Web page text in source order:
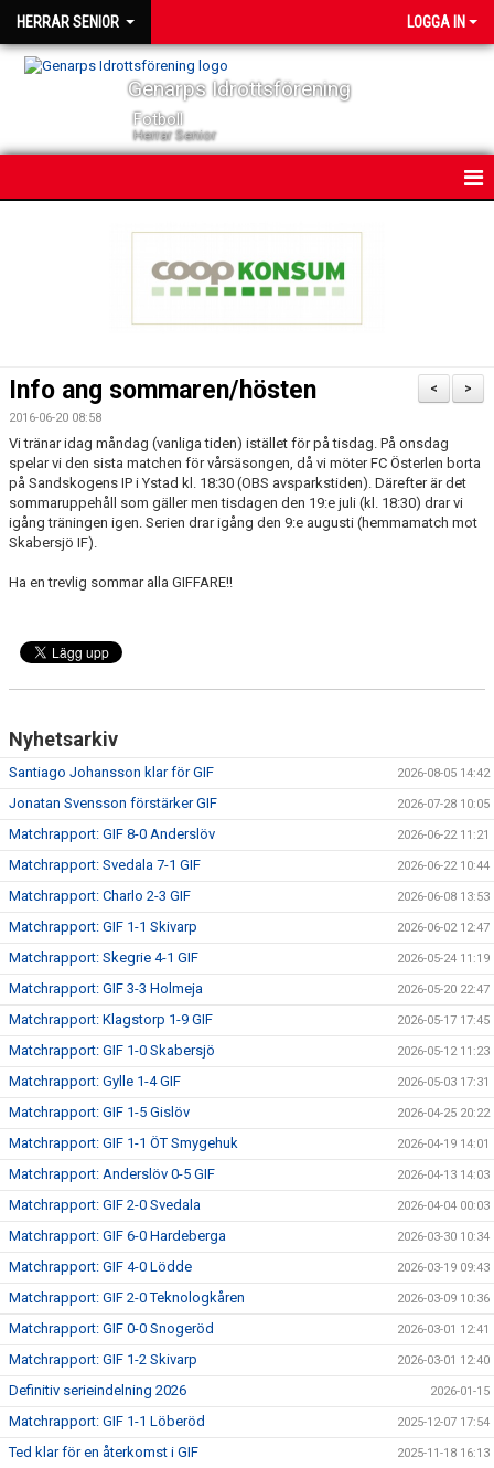
HERRAR SENIOR LOGGA IN
Genarps Idrottsförening
Fotboll
Herrar Senior
TRUPPEN
SERIER
MATCHER
EKEVALLEN IP
BILDER
ÅRSKORT A-LAG 2026
>
<
Info ang sommaren/hösten
2016-06-20 08:58
Vi tränar idag måndag (vanliga tiden) istället för på tisdag. På onsdag
spelar vi den sista matchen för vårsäsongen, då vi möter FC Österlen borta
på Sandskogens IP i Ystad kl. 18:30 (OBS avsparkstiden). Därefter är det
sommaruppehåll som gäller men tisdagen den 19:e juli (kl. 18:30) drar vi
igång träningen igen. Serien drar igång den 9:e augusti (hemmamatch mot
Skabersjö IF).
Ha en trevlig sommar alla GIFFARE!!
Nyhetsarkiv
Santiago Johansson klar för GIF 2026-08-05 14:42
Jonatan Svensson förstärker GIF 2026-07-28 10:05
Matchrapport: GIF 8-0 Anderslöv 2026-06-22 11:21
Matchrapport: Svedala 7-1 GIF 2026-06-22 10:44
Matchrapport: Charlo 2-3 GIF 2026-06-08 13:53
Matchrapport: GIF 1-1 Skivarp 2026-06-02 12:47
Matchrapport: Skegrie 4-1 GIF 2026-05-24 11:19
Matchrapport: GIF 3-3 Holmeja 2026-05-20 22:47
Matchrapport: Klagstorp 1-9 GIF 2026-05-17 17:45
Matchrapport: GIF 1-0 Skabersjö 2026-05-12 11:23
Matchrapport: Gylle 1-4 GIF 2026-05-03 17:31
Matchrapport: GIF 1-5 Gislöv 2026-04-25 20:22
Matchrapport: GIF 1-1 ÖT Smygehuk 2026-04-19 14:01
Matchrapport: Anderslöv 0-5 GIF 2026-04-13 14:03
Matchrapport: GIF 2-0 Svedala 2026-04-04 00:03
Matchrapport: GIF 6-0 Hardeberga 2026-03-30 10:34
Matchrapport: GIF 4-0 Lödde 2026-03-19 09:43
Matchrapport: GIF 2-0 Teknologkåren 2026-03-09 10:36
Matchrapport: GIF 0-0 Snogeröd 2026-03-01 12:41
Matchrapport: GIF 1-2 Skivarp 2026-03-01 12:40
Definitiv serieindelning 2026 2026-01-15
Matchrapport: GIF 1-1 Löberöd 2025-12-07 17:54
Ted klar för en återkomst i GIF 2025-11-18 16:13